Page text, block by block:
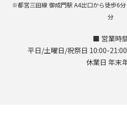
※都営三田線 御成門駅 A4出口から徒歩6
分
■ 営業時
平日/土曜日/祝祭日 10:00-
休業日 年末